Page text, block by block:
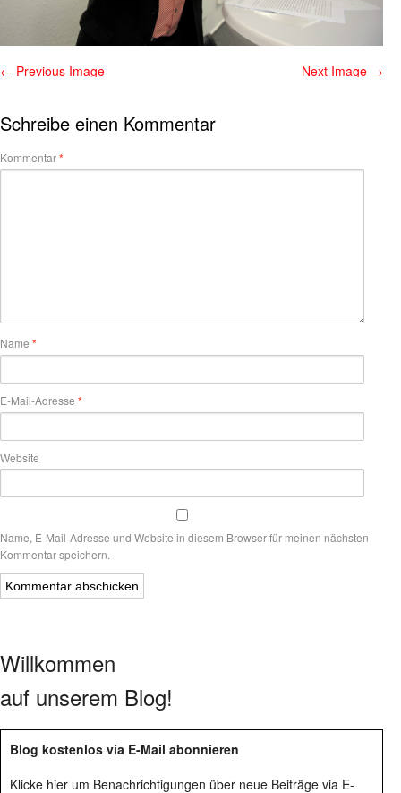
← Previous Image Next Image →
Schreibe einen Kommentar
Kommentar*
Name *
E-Mail-Adresse *
Website
Name, E-Mail-Adresse und Website in diesem Browser für meinen nächsten
Kommentar speichern.
Willkommen
auf unserem Blog!
Blog kostenlos via E-Mail abonnieren
Klicke hier um Benachrichtigungen über neue Beiträge via E-